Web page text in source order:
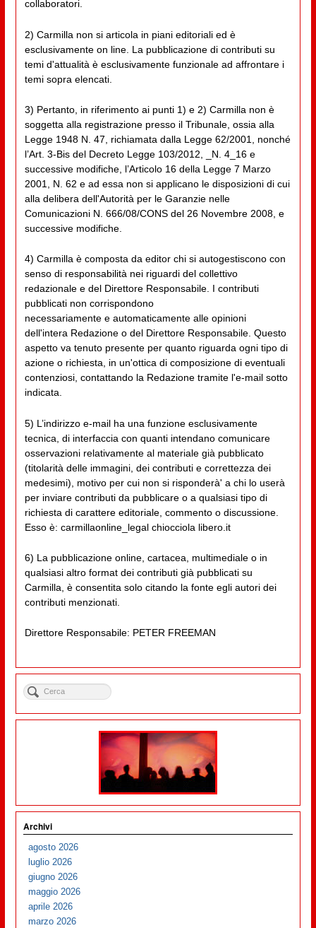
collaboratori.
2) Carmilla non si articola in piani editoriali ed è
esclusivamente on line. La pubblicazione di contributi su
temi d'attualità è esclusivamente funzionale ad affrontare i
temi sopra elencati.
3) Pertanto, in riferimento ai punti 1) e 2) Carmilla non è
soggetta alla registrazione presso il Tribunale, ossia alla
Legge 1948 N. 47, richiamata dalla Legge 62/2001, nonché
l’Art. 3-Bis del Decreto Legge 103/2012, _N. 4_16 e
successive modifiche, l’Articolo 16 della Legge 7 Marzo
2001, N. 62 e ad essa non si applicano le disposizioni di cui
alla delibera dell'Autorità per le Garanzie nelle
Comunicazioni N. 666/08/CONS del 26 Novembre 2008, e
successive modifiche.
4) Carmilla è composta da editor chi si autogestiscono con
senso di responsabilità nei riguardi del collettivo
redazionale e del Direttore Responsabile. I contributi
pubblicati non corrispondono
necessariamente e automaticamente alle opinioni
dell'intera Redazione o del Direttore Responsabile. Questo
aspetto va tenuto presente per quanto riguarda ogni tipo di
azione o richiesta, in un'ottica di composizione di eventuali
contenziosi, contattando la Redazione tramite l'e-mail sotto
indicata.
5) L’indirizzo e-mail ha una funzione esclusivamente
tecnica, di interfaccia con quanti intendano comunicare
osservazioni relativamente al materiale già pubblicato
(titolarità delle immagini, dei contributi e correttezza dei
medesimi), motivo per cui non si risponderà' a chi lo userà
per inviare contributi da pubblicare o a qualsiasi tipo di
richiesta di carattere editoriale, commento o discussione.
Esso è: carmillaonline_legal chiocciola libero.it
6) La pubblicazione online, cartacea, multimediale o in
qualsiasi altro format dei contributi già pubblicati su
Carmilla, è consentita solo citando la fonte egli autori dei
contributi menzionati.
Direttore Responsabile: PETER FREEMAN
Archivi
agosto 2026
luglio 2026
giugno 2026
maggio 2026
aprile 2026
marzo 2026